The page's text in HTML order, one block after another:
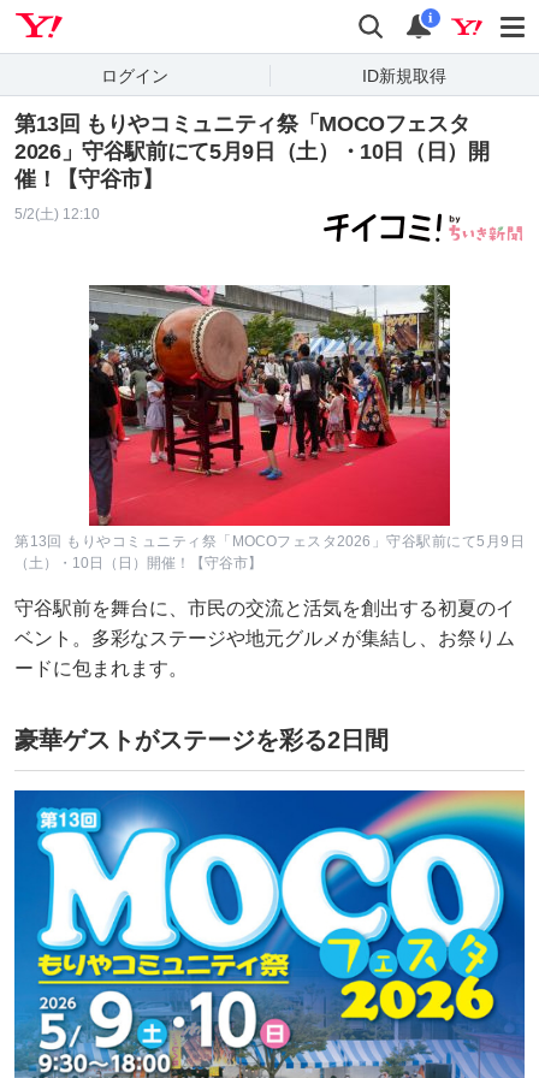
検索 通知
i
ログイン ID新規取得
第13回 もりやコミュニティ祭「MOCOフェスタ
2026」守谷駅前にて5月9日（土）・10日（日）開
催！【守谷市】
5/2(土) 12:10
第13回 もりやコミュニティ祭「MOCOフェスタ2026」守谷駅前にて5月9日
（土）・10日（日）開催！【守谷市】
守谷駅前を舞台に、市民の交流と活気を創出する初夏のイ
ベント。多彩なステージや地元グルメが集結し、お祭りム
ードに包まれます。
豪華ゲストがステージを彩る2日間